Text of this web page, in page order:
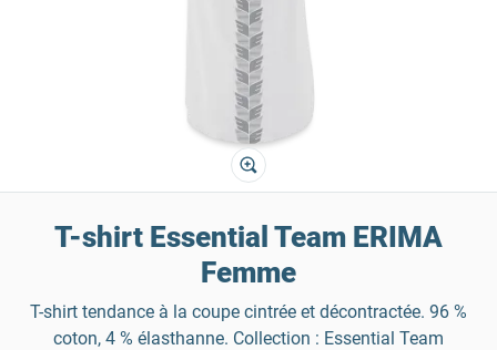
T-shirt Essential Team ERIMA
Femme
T-shirt tendance à la coupe cintrée et décontractée. 96 %
coton, 4 % élasthanne. Collection : Essential Team